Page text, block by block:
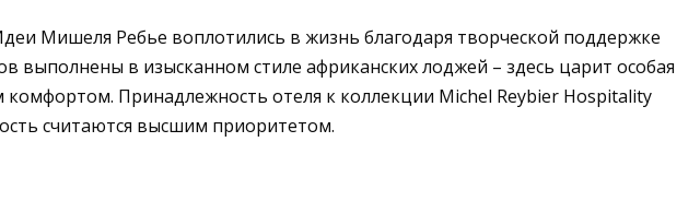
Мишеля Ребье воплотились в жизнь благодаря творческой поддержке
выполнены в изысканном стиле африканских лоджей – здесь царит особая
Принадлежность отеля к коллекции Michel Reybier Hospitality
считаются высшим приоритетом.